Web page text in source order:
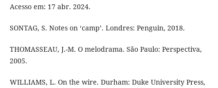
Acesso em: 17 abr. 2024.
SONTAG, S. Notes on ‘camp’. Londres: Penguin, 2018.
THOMASSEAU, J.-M. O melodrama. São Paulo: Perspectiva,
2005.
WILLIAMS, L. On the wire. Durham: Duke University Press,